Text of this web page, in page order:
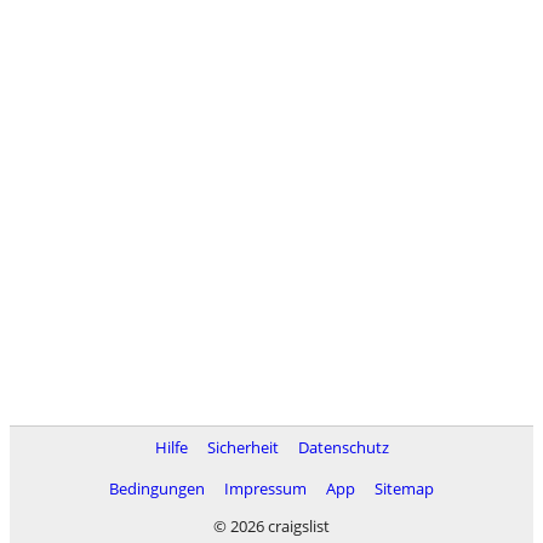
Hilfe Sicherheit
Datenschutz
Bedingungen
Impressum App
Sitemap
© 2026 craigslist